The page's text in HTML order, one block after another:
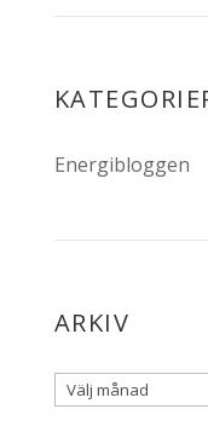
Energibloggen
ARKIV